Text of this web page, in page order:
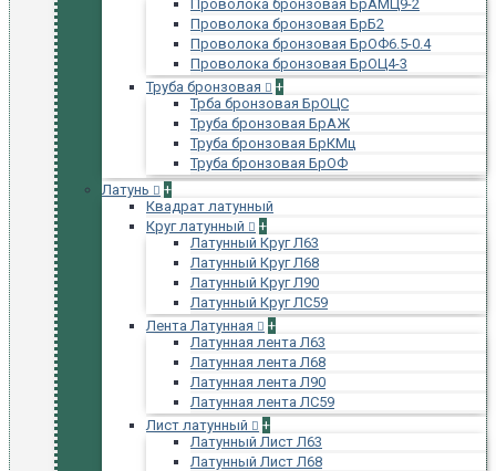
Проволока бронзовая БрАМЦ9-2
Проволока бронзовая БрБ2
Проволока бронзовая БрОФ6.5-0.4
Проволока бронзовая БрОЦ4-3
Труба бронзовая
+
Трба бронзовая БрОЦС
Труба бронзовая БрАЖ
Труба бронзовая БрКМц
Труба бронзовая БрОФ
Латунь
+
Квадрат латунный
Круг латунный
+
Латунный Круг Л63
Латунный Круг Л68
Латунный Круг Л90
Латунный Круг ЛС59
Лента Латунная
+
Латунная лента Л63
Латунная лента Л68
Латунная лента Л90
Латунная лента ЛС59
Лист латунный
+
Латунный Лист Л63
Латунный Лист Л68